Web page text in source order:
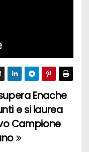
Enache
e si laurea
Campione